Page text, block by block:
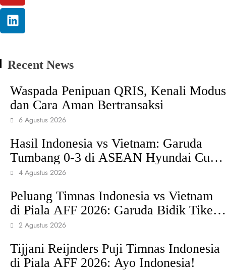
Recent News
Waspada Penipuan QRIS, Kenali Modus
dan Cara Aman Bertransaksi
6 Agustus 2026
Hasil Indonesia vs Vietnam: Garuda
Tumbang 0-3 di ASEAN Hyundai Cup
2026
4 Agustus 2026
Peluang Timnas Indonesia vs Vietnam
di Piala AFF 2026: Garuda Bidik Tiket
Semifinal di Pakansari
2 Agustus 2026
Tijjani Reijnders Puji Timnas Indonesia
di Piala AFF 2026: Ayo Indonesia!